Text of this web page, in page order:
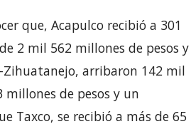
que, Acapulco recibió a 301
2 mil 562 millones de pesos y
Zihuatanejo, arribaron 142 mil
de pesos y un
Taxco, se recibió a más de 65